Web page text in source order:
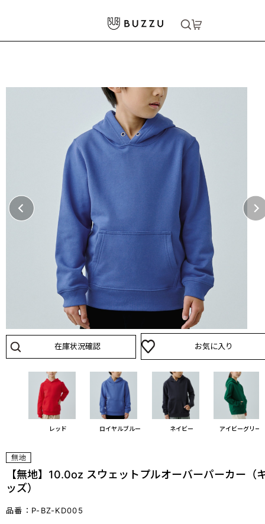
【無地】10.0oz スウェットプルオーバーパーカー（キッズ）
在庫状況確認 お気に入り
レッド ロイヤルブルー ネイビー アイビーグリー
【無地】10.0oz スウェットプルオーバーパーカー（
ッズ）
品番：P-BZ-KD005